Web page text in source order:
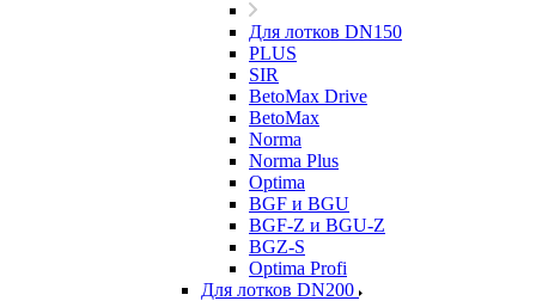
Для лотков DN150
PLUS
SIR
BetoMax Drive
BetoMax
Norma
Norma Plus
Optima
BGF и BGU
BGF-Z и BGU-Z
BGZ-S
Optima Profi
Для лотков DN200